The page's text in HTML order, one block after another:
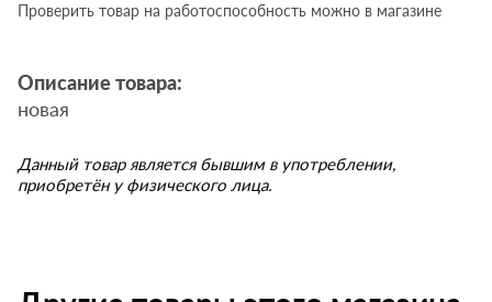
Проверить товар на работоспособность можно в магазине
Описание товара:
новая
Данный товар является бывшим в употреблении,
приобретён у физического лица.